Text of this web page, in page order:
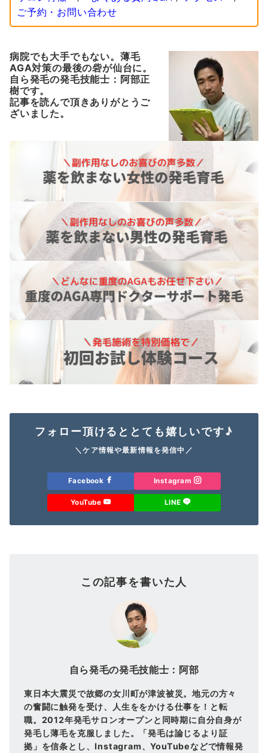
ご予約・お問い合わせ
病院でも大手でもない。薄毛
AGA対策の最後の砦が仙台に。
自ら発毛の発毛技能士：阿部正
樹です。
記事を読んで頂きありがとうご
ざいました。
フォロー頂けるととても嬉しいです♪
＼ケア情報や最新情報を発信中／
Facebook Instagram
YouTube LINE
この記事を書いた人
自ら発毛の発毛技能士：阿部
東日本大震災で故郷の女川町が津波被災。地元の方々
の奮闘に触発を受け、人生ををかける仕事を！と転
職。2012年発毛サロンオープンと同時期に自分自身が
発毛し薄毛を克服しました。「発毛は論じるより証
拠」を信条とし、Instagram、YouTubeなどで情報発